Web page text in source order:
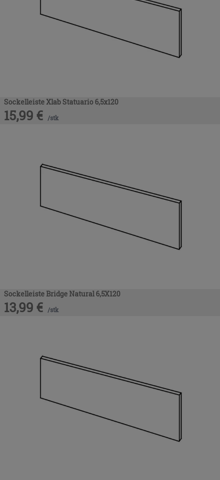
Sockelleiste Xlab Statuario 6,5x120
15,99 € /stk
Sockelleiste Bridge Natural 6,5X120
13,99 € /stk